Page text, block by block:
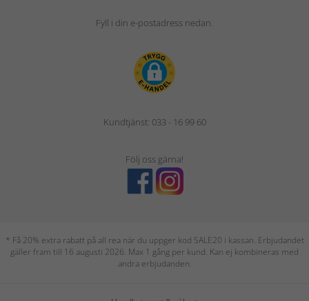
Fyll i din e-postadress nedan.
Kundtjänst: 033 - 16 99 60
Följ oss gärna!
* Få 20% extra rabatt på all rea när du uppger kod SALE20 i kassan. Erbjudandet
gäller fram till 16 augusti 2026. Max 1 gång per kund. Kan ej kombineras med
andra erbjudanden.